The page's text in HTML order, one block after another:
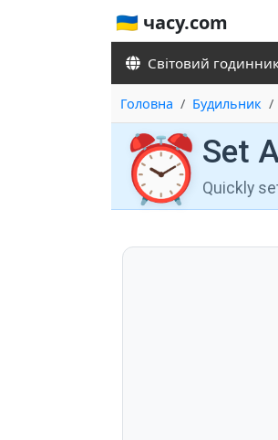
🇺🇦 часу.com
Світовий
Головна Будильник
⏰ Set
Quickly